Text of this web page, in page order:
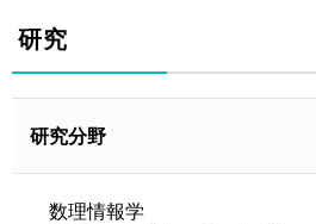
研究
研究分野
数理情報学